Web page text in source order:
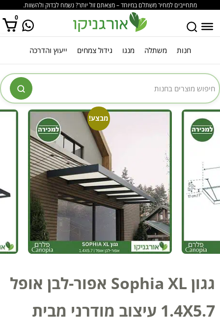
מתחייבים למחיר משתלם במיוחד – מצאתם זול יותר? נשמח לבדוק ולהשוות.
0
אין מוצרים בסל הקניות. חנות משתלה מנגו גידול צמחים ייעוץ והדרכה
מבצע!
גגון Sophia XL אפור-לבן אופל
1.4X5.7 עיצוב מודרני מבית